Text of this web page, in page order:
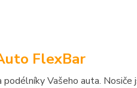
FlexBar
Vašeho auta. Nosiče